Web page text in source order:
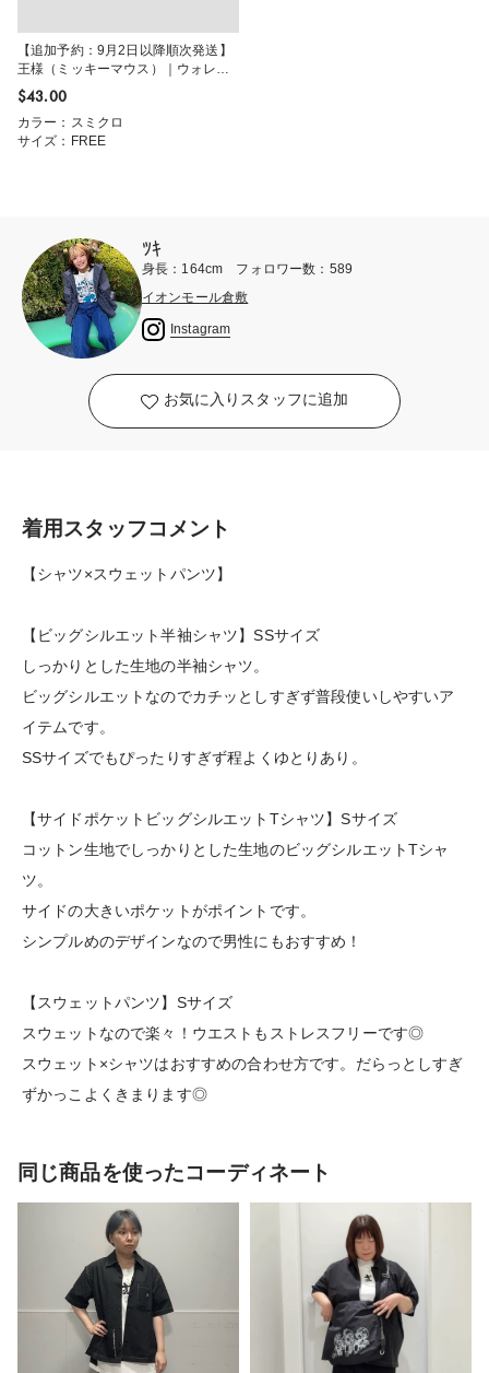
【追加予約：9月2日以降順次発送】
王様（ミッキーマウス）｜ウォレッ
ト
$‌43.00
カラー：スミクロ
サイズ：FREE
ﾂｷ
身長：164cm フォロワー数：589
イオンモール倉敷
Instagram
お気に入りスタッフに追加
着用スタッフコメント
【シャツ×スウェットパンツ】
【ビッグシルエット半袖シャツ】SSサイズ
しっかりとした生地の半袖シャツ。
ビッグシルエットなのでカチッとしすぎず普段使いしやすいア
イテムです。
SSサイズでもぴったりすぎず程よくゆとりあり。
【サイドポケットビッグシルエットTシャツ】Sサイズ
コットン生地でしっかりとした生地のビッグシルエットTシャ
ツ。
サイドの大きいポケットがポイントです。
シンプルめのデザインなので男性にもおすすめ！
【スウェットパンツ】Sサイズ
スウェットなので楽々！ウエストもストレスフリーです◎
スウェット×シャツはおすすめの合わせ方です。だらっとしすぎ
ずかっこよくきまります◎
同じ商品を使ったコーディネート